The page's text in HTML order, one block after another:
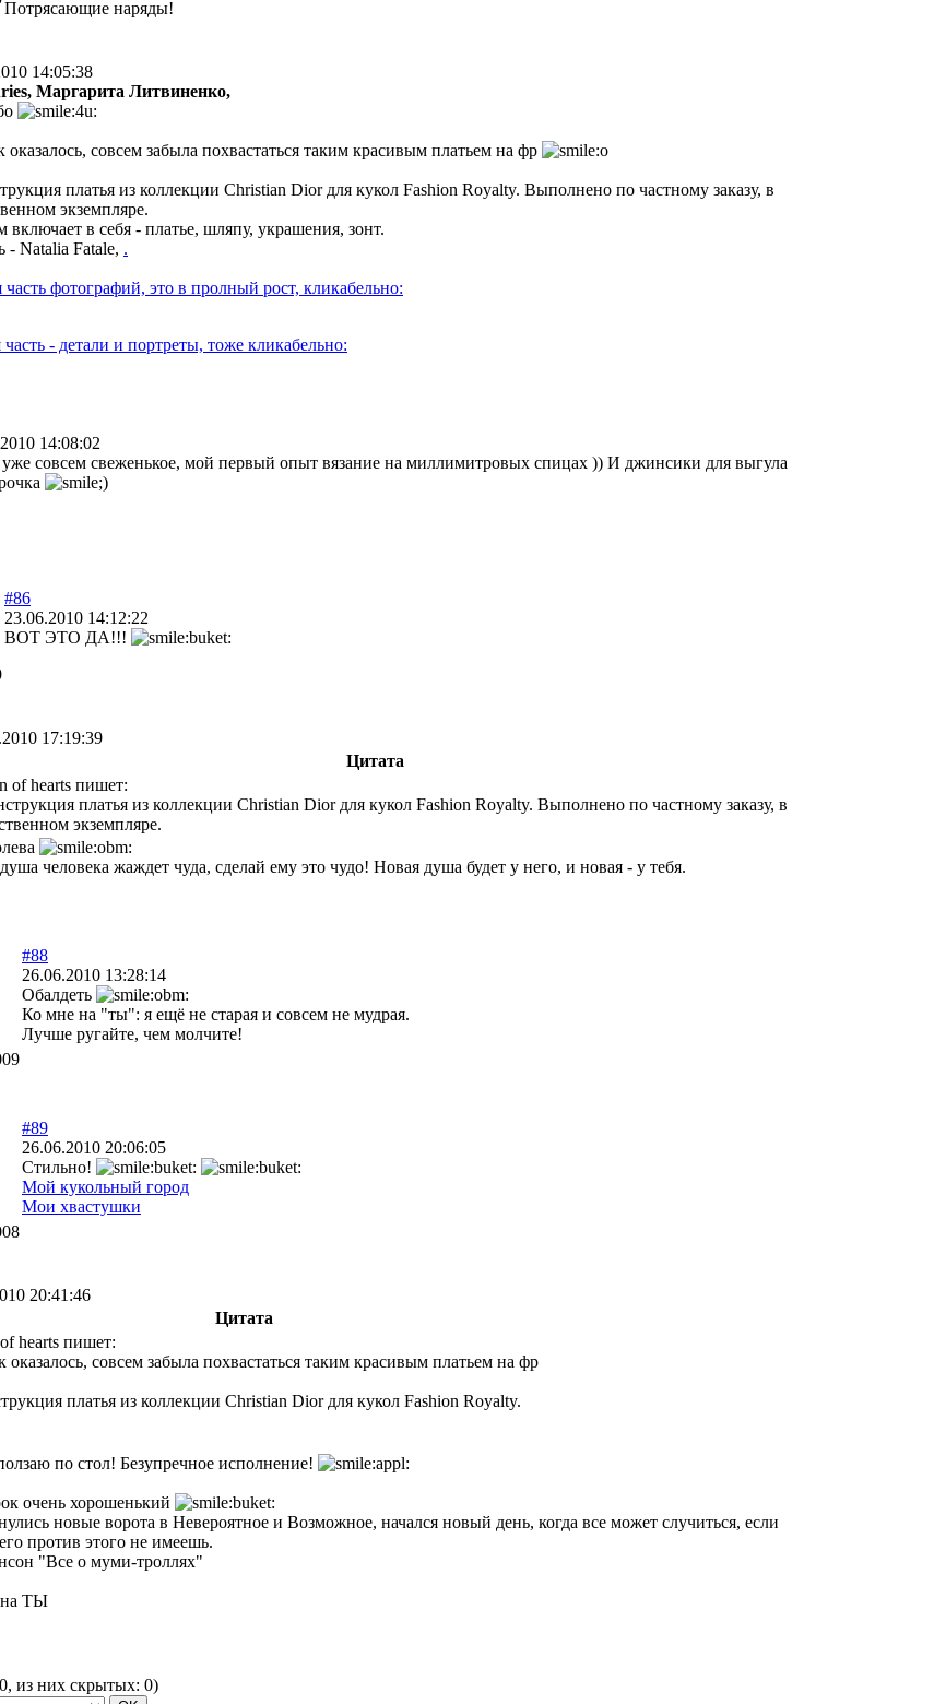
Потрясающие наряды!
14:05:38
Маргарита Литвиненко,
оказалось, совсем забыла похвастаться таким красивым платьем на фр
платья из коллекции Christian Dior для кукол Fashion Royalty. Выполнено по частному заказу, в
экземпляре.
включает в себя - платье, шляпу, украшения, зонт.
- Natalia Fatale, .
часть фотографий, это в пролный рост, кликабельно:
часть - детали и портреты, тоже кликабельно:
14:08:02
совсем свеженькое, мой первый опыт вязание на миллимитровых спицах )) И джинсики для выгула
#86
23.06.2010 14:12:22
ВОТ ЭТО ДА!!!
17:19:39
Цитата
of hearts пишет:
платья из коллекции Christian Dior для кукол Fashion Royalty. Выполнено по частному заказу, в
экземпляре.
человека жаждет чуда, сделай ему это чудо! Новая душа будет у него, и новая - у тебя.
#88
26.06.2010 13:28:14
Обалдеть
Ко мне на "ты": я ещё не старая и совсем не мудрая.
Лучше ругайте, чем молчите!
#89
26.06.2010 20:06:05
Стильно!
Мой кукольный город
Мои хвастушки
20:41:46
Цитата
hearts пишет:
оказалось, совсем забыла похвастаться таким красивым платьем на фр
платья из коллекции Christian Dior для кукол Fashion Royalty.
по стол! Безупречное исполнение!
очень хорошенький
новые ворота в Невероятное и Возможное, начался новый день, когда все может случиться, если
против этого не имеешь.
"Все о муми-троллях"
на ТЫ
0, из них скрытых: 0)